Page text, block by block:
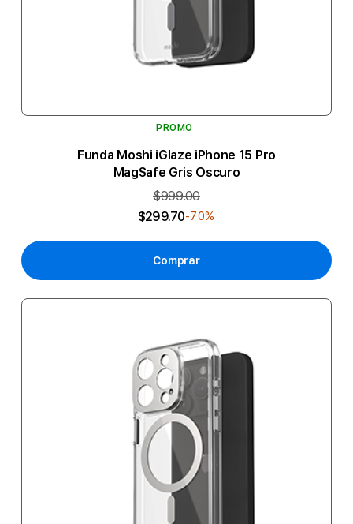
PROMO
Funda Moshi iGlaze iPhone 15 Pro
MagSafe Gris Oscuro
$999.00
$299.70-70%
Comprar